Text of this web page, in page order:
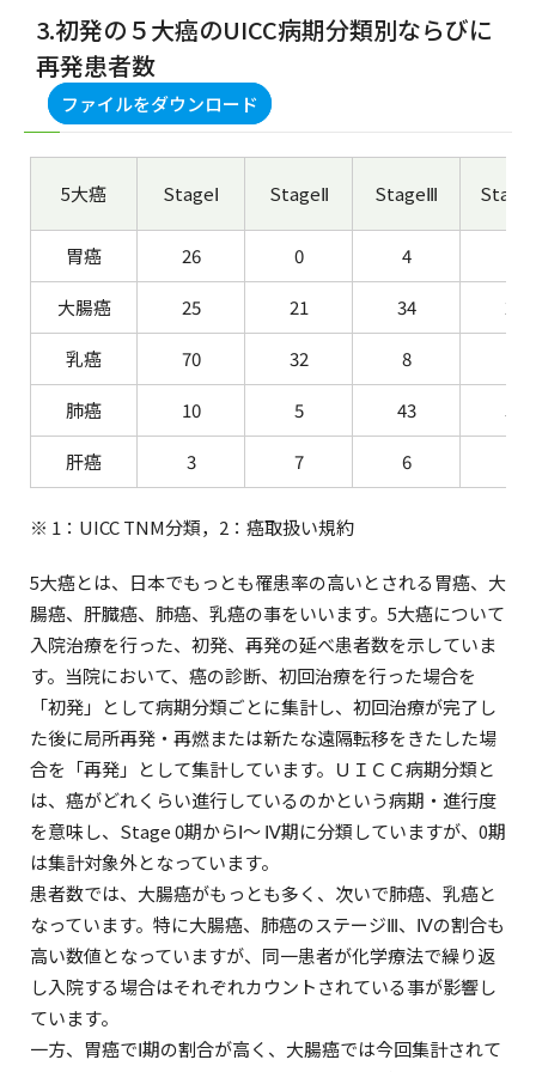
3.初発の５大癌のUICC病期分類別ならびに
再発患者数
ファイルをダウンロード
5大癌 StageⅠ StageⅡ StageⅢ
胃癌 26 0 4
大腸癌 25 21 34 25
乳癌 70 32 8
肺癌 10 5 43 57
肝癌 3 7 6
※ 1：UICC TNM分類，2：癌取扱い規約
5大癌とは、日本でもっとも罹患率の高いとされる胃癌、大
腸癌、肝臓癌、肺癌、乳癌の事をいいます。5大癌について
入院治療を行った、初発、再発の延べ患者数を示していま
す。当院において、癌の診断、初回治療を行った場合を
「初発」として病期分類ごとに集計し、初回治療が完了し
た後に局所再発・再燃または新たな遠隔転移をきたした場
合を「再発」として集計しています。ＵＩＣＣ病期分類と
は、癌がどれくらい進行しているのかという病期・進行度
を意味し、Stage 0期からⅠ～ Ⅳ期に分類していますが、0期
は集計対象外となっています。
患者数では、大腸癌がもっとも多く、次いで肺癌、乳癌と
なっています。特に大腸癌、肺癌のステージⅢ、Ⅳの割合も
高い数値となっていますが、同一患者が化学療法で繰り返
し入院する場合はそれぞれカウントされている事が影響し
ています。
一方、胃癌でⅠ期の割合が高く、大腸癌では今回集計されて